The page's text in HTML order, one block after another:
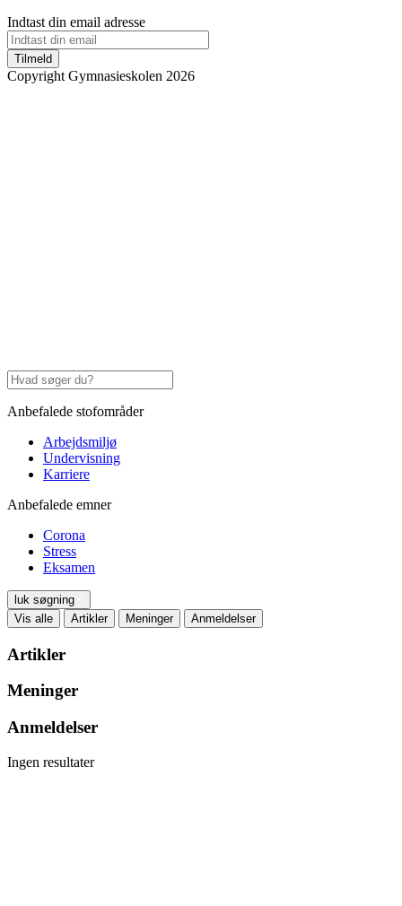
Indtast din email adresse
Tilmeld
Copyright Gymnasieskolen 2026
Anbefalede stofområder
Arbejdsmiljø
Undervisning
Karriere
Anbefalede emner
Corona
Stress
Eksamen
luk søgning
Vis alle
Artikler Meninger Anmeldelser
Artikler
Meninger
Anmeldelser
Ingen resultater